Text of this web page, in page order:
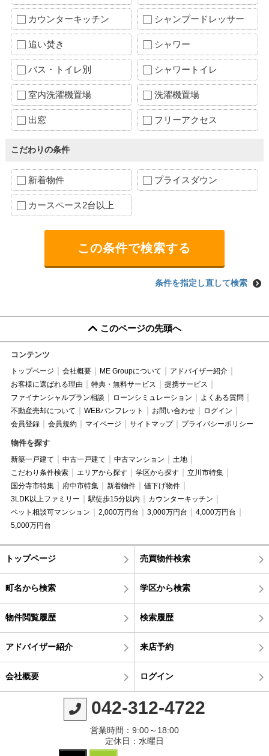
カウンターキッチン シャンプードレッサー
追い焚き シャワー
バス・トイレ別 シャワートイレ
室内洗濯機置場 洗濯機置場
出窓 フリーアクセス
こだわりの条件
新着物件 プライスダウン
カースペース2台以上
条件を指定し直して検索
このページの先頭へ
コンテンツ
トップページ 会社概要 ME Groupについて
アドバイザー紹介
お客様に選ばれる理由
特典・無料サービス
提携サービス
ファイナンシャルプラン相談
ローンシミュレーション
よくある質問
不動産売却について
WEBパンフレット お問い合わせ
ログイン
会員登録
会員規約 マイページ サイトマップ プライバシーポリシー
物件を探す
新築一戸建て 中古一戸建て 中古マンション
土地
こだわり条件検索
エリアから探す 学区から探す
立川市特集
国分寺市特集
府中市特集 新着物件
値下げ物件
3LDK以上ファミリー
駅徒歩15分以内
カウンターキッチン
ペット相談可マンション
2,000万円台 3,000万円台
4,000万円台
5,000万円台
トップページ 売買物件検索
町名から検索 学区から検索
物件閲覧履歴 検索履歴
アドバイザー紹介 来店予約
会社概要 ログイン
042-312-4722
営業時間：9:00～18:00
定休日：水曜日